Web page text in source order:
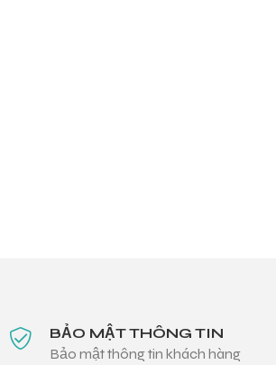
BẢO MẬT THÔNG TIN
Bảo mật thông tin khách hàng